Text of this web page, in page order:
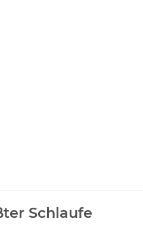
Schlaufe